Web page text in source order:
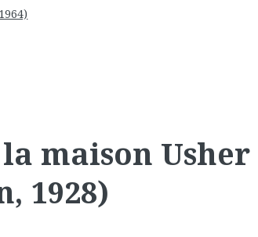
maison Usher
1928)